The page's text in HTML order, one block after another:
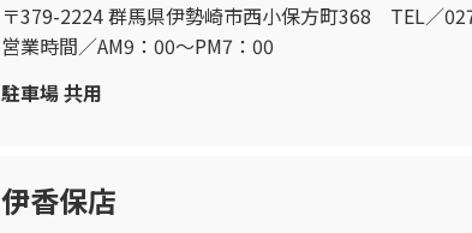
〒379-2224 群馬県伊勢崎市西小保方町368 TEL／
営業時間／AM9：00〜PM7：00
駐車場 共用
伊香保店